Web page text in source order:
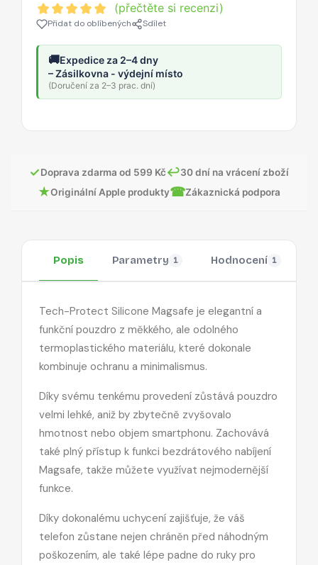
(přečtěte si recenzi)
Přidat do oblíbených Sdílet
🚚Expedice za 2–4 dny
– Zásilkovna - výdejní místo
(Doručení za 2–3 prac. dní)
✓Doprava zdarma od 599 Kč↩30 dní na vrácení zboží
★Originální Apple produkty☎Zákaznická podpora
Popis Parametry 1 Hodnocení 1
Tech-Protect Silicone Magsafe je elegantní a
funkční pouzdro z měkkého, ale odolného
termoplastického materiálu, které dokonale
kombinuje ochranu a minimalismus.
Díky svému tenkému provedení zůstává pouzdro
velmi lehké, aniž by zbytečně zvyšovalo
hmotnost nebo objem smartphonu. Zachovává
také plný přístup k funkci bezdrátového nabíjení
Magsafe, takže můžete využívat nejmodernější
funkce.
Díky dokonalému uchycení zajišťuje, že váš
telefon zůstane nejen chráněn před náhodným
poškozením, ale také lépe padne do ruky pro